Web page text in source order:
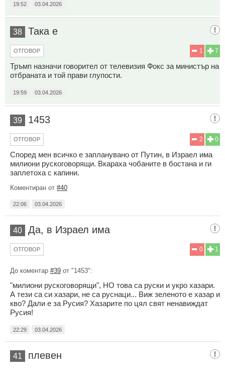
19:52 03.04.2026
38 Така е
7
1
ОТГОВОР
Тръмп назначи говорител от телевизия Фокс за министър на
отбраната и той прави глупости.
19:59 03.04.2026
39 1453
0
2
ОТГОВОР
Според мен всичко е запланувано от Путин, в Израел има
милиони рускоговорящи. Вкараха чобаните в бостана и ги
заплетоха с капини.
Коментиран от #40
22:06 03.04.2026
40 Да, в Израел има
1
0
ОТГОВОР
До коментар #39 от "1453":
"милиони рускоговорящи", НО това са руски и укро хазари.
А тези са си хазари, не са руснаци... Виж зеленото е хазар и
кво? Дали е за Русия? Хазарите по цял свят ненавиждат
Русия!
22:29 03.04.2026
41 плевен